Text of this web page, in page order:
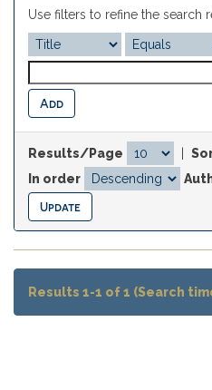
Use filters to refine the search
Results/Page
In order
Results 1-1 of 1 (Search